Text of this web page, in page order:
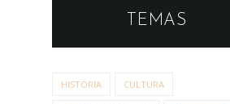
TEMAS
HISTÓRIA CULTURA